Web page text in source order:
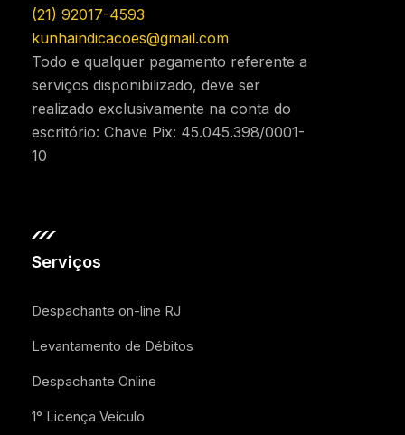
(21) 92017-4593
kunhaindicacoes@gmail.com
Todo e qualquer pagamento referente a
serviços disponibilizado, deve ser
realizado exclusivamente na conta do
escritório: Chave Pix: 45.045.398/0001-
10
Serviços
Despachante on-line RJ
Levantamento de Débitos
Despachante Online
1° Licença Veículo